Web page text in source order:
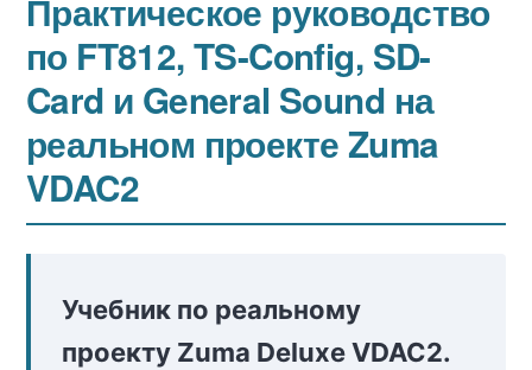
Zuma
на
Evo
TS-
Практическое руководство
по FT812, TS-Config, SD-
Card и General Sound на
реальном проекте Zuma
VDAC2
Учебник по реальному
проекту Zuma Deluxe VDAC2.